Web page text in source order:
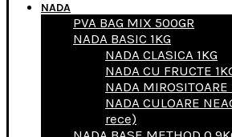
NADA
PVA BAG MIX 500GR
NADA BASIC 1KG
NADA CLASICA 1KG
NADA CU FRUCTE
NADA MIROSITOARE
NADA CULOARE
rece)